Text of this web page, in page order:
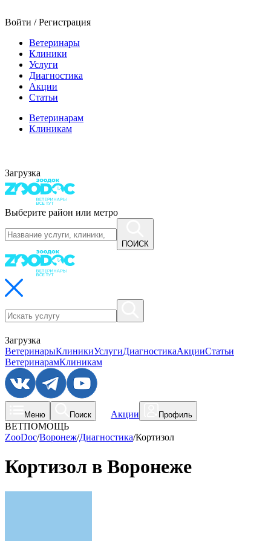
Войти / Регистрация
Ветеринары
Клиники
Услуги
Диагностика
Акции
Статьи
Ветеринарам
Клиникам
Загрузка
Выберите район или метро
ПОИСК
Загрузка
ВетеринарыКлиникиУслугиДиагностикаАкцииСтатьи
ВетеринарамКлиникам
Меню Поиск Акции Профиль
ВЕТПОМОЩЬ
ZooDoc/Воронеж/Диагностика/Кортизол
Кортизол в Воронеже